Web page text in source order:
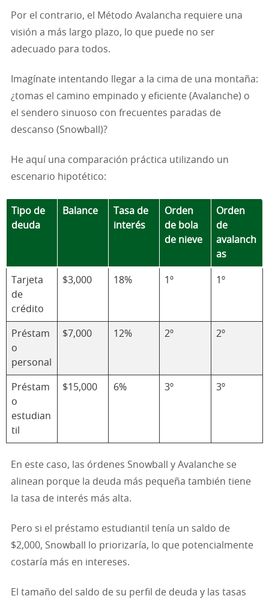
Por el contrario, el Método Avalancha requiere una
visión a más largo plazo, lo que puede no ser
adecuado para todos.
Imagínate intentando llegar a la cima de una montaña:
¿tomas el camino empinado y eficiente (Avalanche) o
el sendero sinuoso con frecuentes paradas de
descanso (Snowball)?
He aquí una comparación práctica utilizando un
escenario hipotético:
Tipo de
deuda
Balance
Tasa de
interés
Orden
de bola
de nieve
Orden
de
avalanch
as
Tarjeta
de
crédito
$3,000 18% 1º 1º
Préstam
o
personal
$7,000 12% 2º 2º
Préstam
o
estudian
til
$15,000 6% 3º 3º
En este caso, las órdenes Snowball y Avalanche se
alinean porque la deuda más pequeña también tiene
la tasa de interés más alta.
Pero si el préstamo estudiantil tenía un saldo de
$2,000, Snowball lo priorizaría, lo que potencialmente
costaría más en intereses.
El tamaño del saldo de su perfil de deuda y las tasas